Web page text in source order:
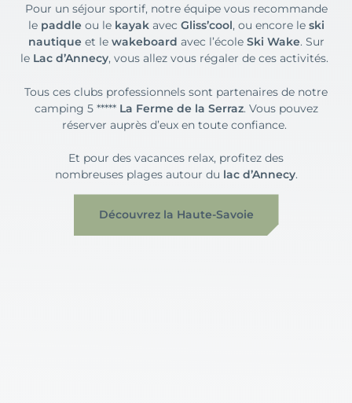
Pour un séjour sportif, notre équipe vous recommande
le paddle ou le kayakavec Gliss’cool, ou encore le ski
nautique et le wakeboard avec l’école Ski Wake. Sur
le Lac d’Annecy, vous allez vous régaler de ces activités.
Tous ces clubs professionnels sont partenaires de notre
camping 5 ***** La Ferme de la Serraz. Vous pouvez
réserver auprès d’eux en toute confiance.
Et pour des vacances relax, profitez des
nombreuses plages autour du lac d’Annecy.
Découvrez la Haute-Savoie